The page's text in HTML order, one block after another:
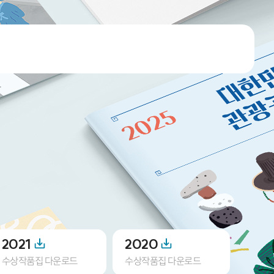
2021
수상작품집 다운로드
2020
수상작품집 다운로드 수상